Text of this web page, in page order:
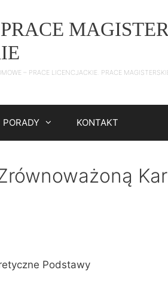
– PRACE LICENCJACKIE. PRACE
PORADY KONTAKT
Podstawy